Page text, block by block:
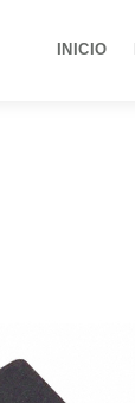
INICIO